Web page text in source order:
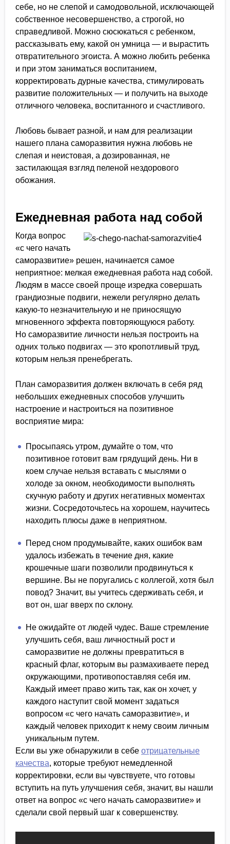
себе, но не слепой и самодовольной, исключающей
собственное несовершенство, а строгой, но
справедливой. Можно сюсюкаться с ребенком,
рассказывать ему, какой он умница — и вырастить
отвратительного эгоиста. А можно любить ребенка
и при этом заниматься воспитанием,
корректировать дурные качества, стимулировать
развитие положительных — и получить на выходе
отличного человека, воспитанного и счастливого.
Любовь бывает разной, и нам для реализации
нашего плана саморазвития нужна любовь не
слепая и неистовая, а дозированная, не
застилающая взгляд пеленой нездорового
обожания.
Ежедневная работа над собой
Когда вопрос
«с чего начать
саморазвитие» решен, начинается самое
неприятное: мелкая ежедневная работа над собой.
Людям в массе своей проще изредка совершать
грандиозные подвиги, нежели регулярно делать
какую-то незначительную и не приносящую
мгновенного эффекта повторяющуюся работу.
Но саморазвитие личности нельзя построить на
одних только подвигах — это кропотливый труд,
которым нельзя пренебрегать.
План саморазвития должен включать в себя ряд
небольших ежедневных способов улучшить
настроение и настроиться на позитивное
восприятие мира:
Просыпаясь утром, думайте о том, что
позитивное готовит вам грядущий день. Ни в
коем случае нельзя вставать с мыслями о
холоде за окном, необходимости выполнять
скучную работу и других негативных моментах
жизни. Сосредоточьтесь на хорошем, научитесь
находить плюсы даже в неприятном.
Перед сном продумывайте, каких ошибок вам
удалось избежать в течение дня, какие
крошечные шаги позволили продвинуться к
вершине. Вы не поругались с коллегой, хотя был
повод? Значит, вы учитесь сдерживать себя, и
вот он, шаг вверх по склону.
Не ожидайте от людей чудес. Ваше стремление
улучшить себя, ваш личностный рост и
саморазвитие не должны превратиться в
красный флаг, которым вы размахиваете перед
окружающими, противопоставляя себя им.
Каждый имеет право жить так, как он хочет, у
каждого наступит свой момент задаться
вопросом «с чего начать саморазвитие», и
каждый человек приходит к нему своим личным
уникальным путем.
Если вы уже обнаружили в себе отрицательные
качества, которые требуют немедленной
корректировки, если вы чувствуете, что готовы
вступить на путь улучшения себя, значит, вы нашли
ответ на вопрос «с чего начать саморазвитие» и
сделали свой первый шаг к совершенству.